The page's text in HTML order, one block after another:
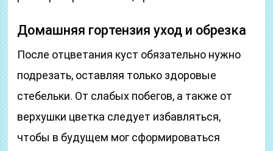
Домашняя гортензия уход и обрезка
После отцветания куст обязательно нужно
подрезать, оставляя только здоровые
стебельки. От слабых побегов, а также от
верхушки цветка следует избавляться,
чтобы в будущем мог сформироваться